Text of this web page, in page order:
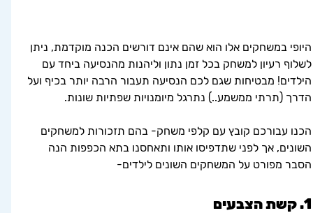
היופי במשחקים אלו הוא שהם אינם דורשים הכנה מוקדמת, ניתן
לשלוף רעיון למשחק בכל זמן נתון וליהנות מהנסיעה ביחד עם
הילדים! מבטיחות שגם לכם הנסיעה תעבור הרבה יותר בכיף ועל
הדרך (תרתי ממשמע..) נתרגל מיומנויות שפתיות שונות.
הכנו עבורכם קובץ עם קלפי משחק- בהם תזכורות למשחקים
השונים, אך לפני שתדפיסו אותו ותאחסנו בתא הכפפות הנה
הסבר מפורט על המשחקים השונים לילדים-
1. קשת הצבעים